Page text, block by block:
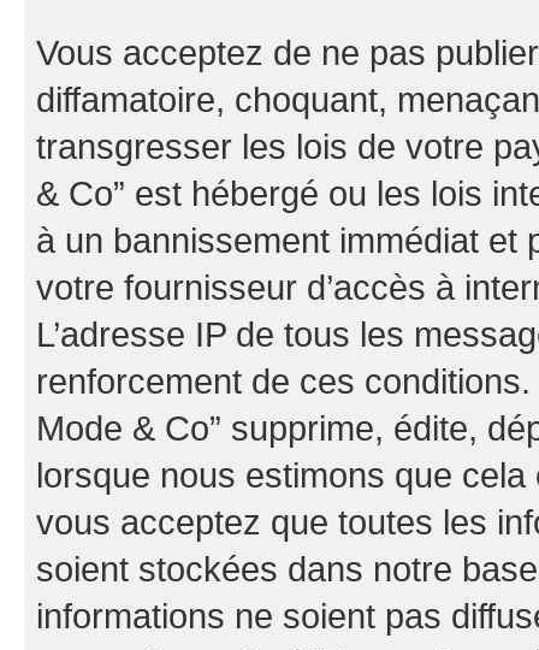
Vous acceptez de ne pas
diffamatoire, choquant,
transgresser les lois de votre
& Co” est hébergé ou les lois
à un bannissement immédiat et
votre fournisseur d’accès à
L’adresse IP de tous les
renforcement de ces
Mode & Co” supprime, édite,
lorsque nous estimons que cela
vous acceptez que toutes les
soient stockées dans notre
informations ne soient pas